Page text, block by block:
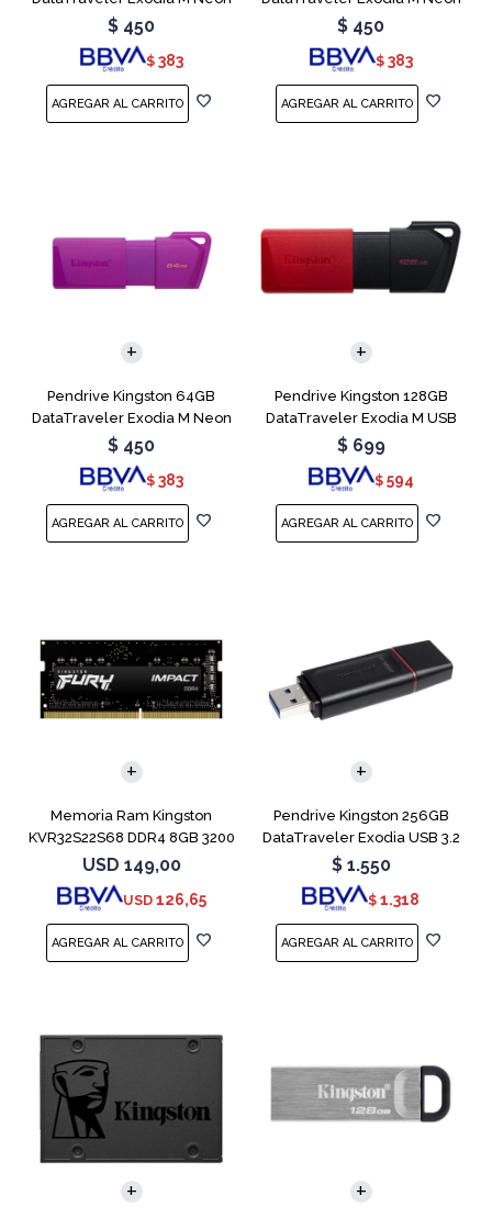
Green
$ 450
$ 383
Pink
$ 450
$ 383
Pendrive Kingston 64GB
DataTraveler Exodia M Neon
Purple
$ 450
$ 383
Pendrive Kingston 128GB
DataTraveler Exodia M USB
3.2
$ 699
$ 594
Memoria Ram Kingston
KVR32S22S68 DDR4 8GB 3200
MHz Sodimm
USD 149,00
USD 126,65
Pendrive Kingston 256GB
DataTraveler Exodia USB 3.2
$ 1.550
$ 1.318